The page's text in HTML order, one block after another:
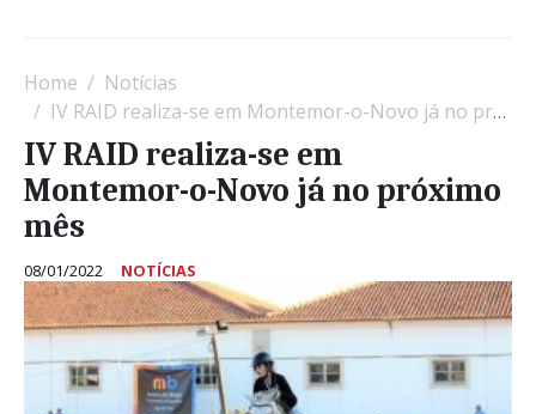
Home
Notícias
IV RAID realiza-se em Montemor-o-Novo já no próximo mês
IV RAID realiza-se em
Montemor-o-Novo já no próximo
mês
08/01/2022 NOTÍCIAS